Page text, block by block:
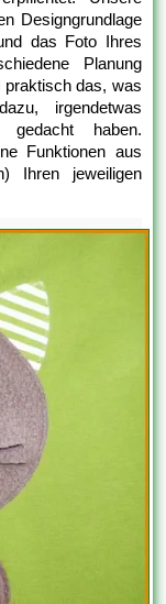
Designgrundlage
das Foto Ihres
Planung
praktisch das, was
irgendetwas
haben.
Funktionen aus
Ihren jeweiligen